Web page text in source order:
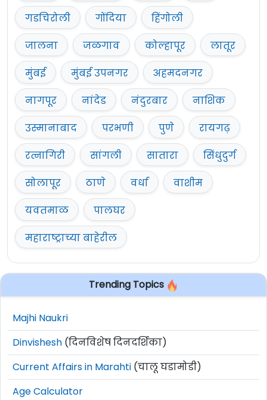
गडचिरोली
गोंदिया
हिंगोली
जालना
जळगाव कोल्हापूर
लातूर
मुंबई
मुंबई उपनगर
अहमदनगर
नागपूर
नांदेड नंदुरबार
नाशिक
उस्मानाबाद
परभणी पुणे
रायगढ़
रत्नागिरी
सांगली सातारा
सिंधुदुर्ग
सोलापूर
ठाणे वर्धा
वाशीम
यवतमाळ
पालघर
महाराष्ट्राच्या बाहेरील
Trending Topics
Majhi Naukri
Dinvishesh (दिनविशेष दिनदर्शिका)
Current Affairs in Marahti (चालू घडामोडी)
Age Calculator